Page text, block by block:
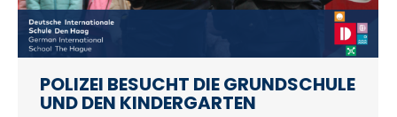
POLIZEI BESUCHT DIE GRUNDSCHULE
UND DEN KINDERGARTEN